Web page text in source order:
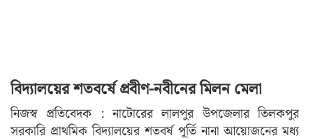
বিদ্যালয়ের শতবর্ষে প্রবীণ-নবীনের মিলন মেলা
নিজস্ব প্রতিবেদক : নাটোরের লালপুর উপজেলার তিলকপুর
সরকারি প্রাথমিক বিদ্যালয়ের শতবর্ষ পূর্তি নানা আয়োজনের মধ্য